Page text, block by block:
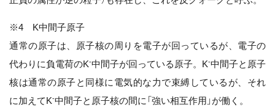
※4 K中間子原子
通常の原子は、原子核の周りを電子が回っているが、電子の
代わりに負電荷のK-中間子が回っている原子。K-中間子と原子
核は通常の原子と同様に電気的な力で束縛しているが、それ
に加えてK-中間子と原子核の間に「強い相互作用」が働く。